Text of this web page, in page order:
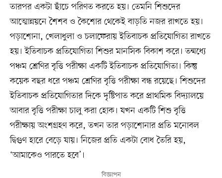
তারপর একটা ছাঁচে পরিণত করতে হয়। তেমনি শিশুদের
আত্মোন্নয়নে শৈশব ও কৈশোর থেকেই বাড়তি নজর রাখতে হয়।
পড়াশোনা, খেলাধুলা ও চলাফেরায় ইতিবাচক প্রতিযোগিতা রাখতে
হয়। ইতিবাচক প্রতিযোগিতা শিশুর মানসিক বিকাশ করে। তন্মধ্যে
পঞ্চম শ্রেণির বৃত্তি পরীক্ষা একটি ইতিবাচক প্রতিযোগিতা। কিন্তু
কয়েক বছর ধরে পঞ্চম শ্রেণির বৃত্তি পরীক্ষা বন্ধ রয়েছে। শিশুদের
ইতিবাচক প্রতিযোগিতার দিকে দৃষ্টিপাত করে প্রাথমিক বিদ্যালয়ে
আবার বৃত্তি পরীক্ষা চালু করা হোক। যখন একটি শিশু বৃত্তি
পরীক্ষায় অংশগ্রহণ করে, তখন তার পড়াশোনার প্রতি মনোবল
দ্বিগুণ হারে বেড়ে যায়। নিজের প্রতি একটা বোধ তৈরি হয়,
‘আমাকেও পারতে হবে’।